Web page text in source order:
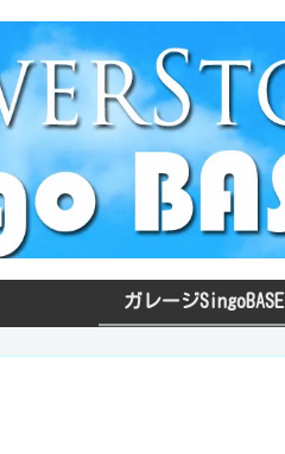
ガレージSingoBASE